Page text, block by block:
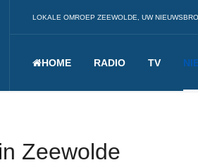
LOKALE OMROEP ZEEWOLDE, UW
HOME RADIO TV
Zeewolde